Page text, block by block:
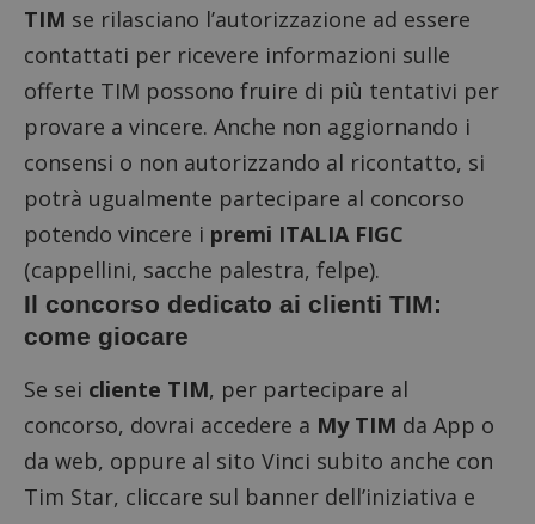
TIM se rilasciano l’autorizzazione ad essere
contattati per ricevere informazioni sulle
offerte TIM possono fruire di più tentativi per
provare a vincere. Anche non aggiornando i
consensi o non autorizzando al ricontatto, si
potrà ugualmente partecipare al concorso
potendo vincere i premi ITALIA FIGC
(cappellini, sacche palestra, felpe).
Il concorso dedicato ai clienti TIM:
come giocare
Se sei cliente TIM, per partecipare al
concorso, dovrai accedere a My TIM da App o
da web, oppure al sito Vinci subito anche con
Tim Star, cliccare sul banner dell’iniziativa e